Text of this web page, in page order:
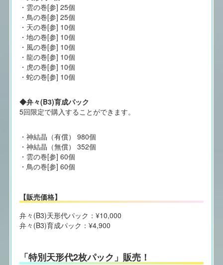
・雲の巻[参] 25個
・鳥の巻[参] 25個
・天の巻[参] 10個
・地の巻[参] 10個
・風の巻[参] 10個
・龍の巻[参] 10個
・虎の巻[参] 10個
・蛇の巻[参] 10個
◆弁々(B3)育成パック
5回限定で購入することができます。
・神結晶（有償） 980個
・神結晶（無償） 352個
・雲の巻[参] 60個
・鳥の巻[参] 60個
【販売価格】
弁々(B3)天形代パック：¥10,000
弁々(B3)育成パック：¥4,900
「特別天形代2枚パック」販売！